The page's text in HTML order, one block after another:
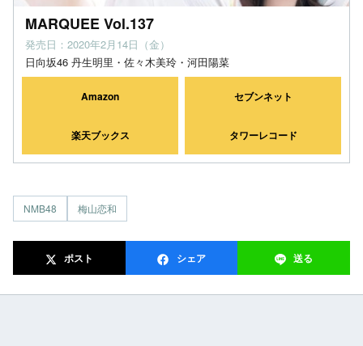
MARQUEE Vol.137
発売日：2020年2月14日（金）
日向坂46 丹生明里・佐々木美玲・河田陽菜
Amazon セブンネット
楽天ブックス タワーレコード
NMB48 梅山恋和
ポスト シェア 送る